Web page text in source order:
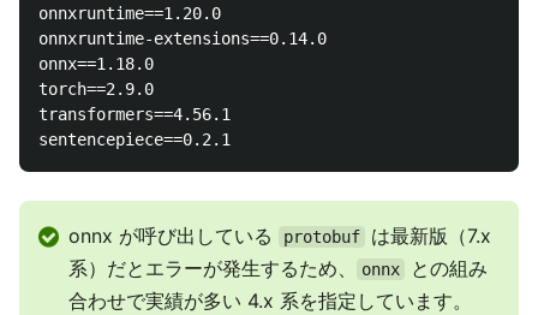
onnxruntime==1.20.0
onnxruntime-extensions==0.14.0
onnx==1.18.0
torch==2.9.0
transformers==4.56.1
onnx が呼び出している protobuf
は最新版（7.x
系）だとエラーが発生するため、
onnx
との組み
合わせで実績が多い 4.x 系を指定しています。